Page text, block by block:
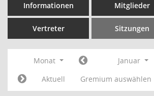
Informationen Mitglieder
Vertreter Sitzungen
Monat Januar
Aktuell
Gremium auswählen